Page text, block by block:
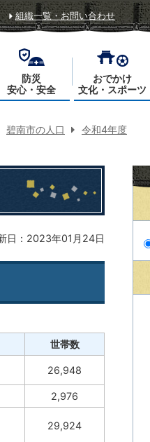
組織一覧・お問い合わせ
防災
安心・安全
おでかけ
文化・スポーツ
碧南市の人口
令和4年度
日：2023年01月24日
世帯数
26,948
2,976
29,924